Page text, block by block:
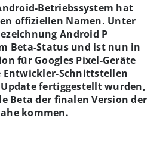
Betriebssystem hat
offiziellen Namen. Unter
Android P
Beta-Status und ist nun in
für Googles Pixel-Geräte
Entwickler-Schnittstellen
fertiggestellt wurden,
Beta der finalen Version der
kommen.